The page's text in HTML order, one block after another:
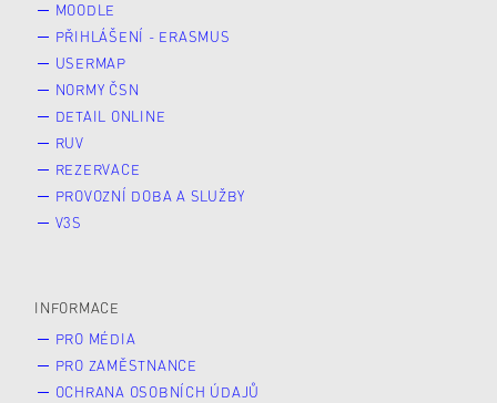
MOODLE
PŘIHLÁŠENÍ - ERASMUS
USERMAP
NORMY ČSN
DETAIL ONLINE
RUV
REZERVACE
PROVOZNÍ DOBA A SLUŽBY
V3S
INFORMACE
PRO MÉDIA
PRO ZAMĚSTNANCE
OCHRANA OSOBNÍCH ÚDAJŮ